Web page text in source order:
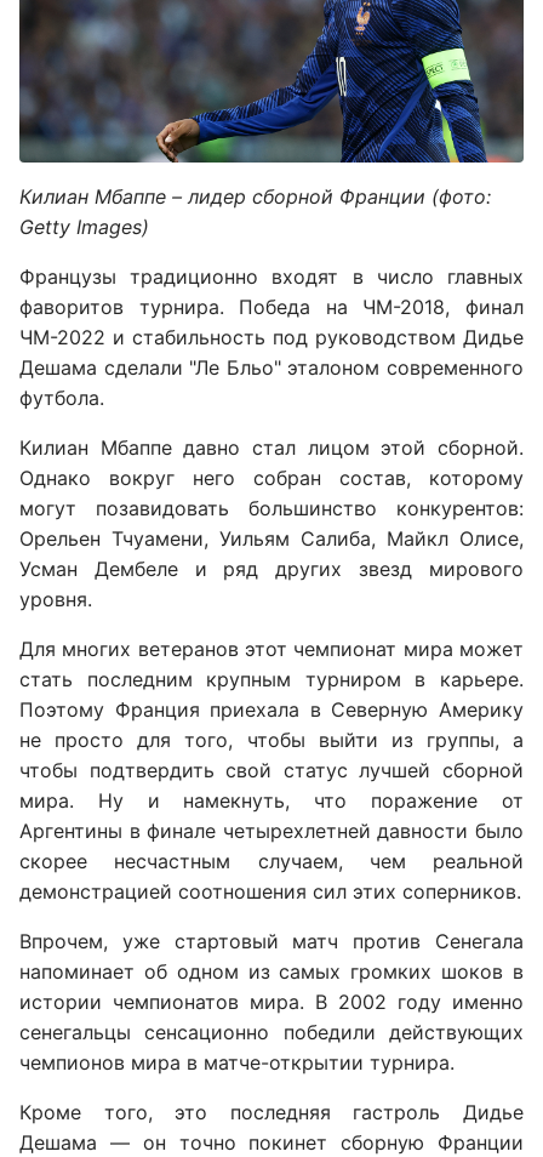
Килиан Мбаппе – лидер сборной Франции (фото:
Getty Images)
Французы традиционно входят в число главных
фаворитов турнира. Победа на ЧМ-2018, финал
ЧМ-2022 и стабильность под руководством Дидье
Дешама сделали "Ле Бльо" эталоном современного
футбола.
Килиан Мбаппе давно стал лицом этой сборной.
Однако вокруг него собран состав, которому
могут позавидовать большинство конкурентов:
Орельен Тчуамени, Уильям Салиба, Майкл Олисе,
Усман Дембеле и ряд других звезд мирового
уровня.
Для многих ветеранов этот чемпионат мира может
стать последним крупным турниром в карьере.
Поэтому Франция приехала в Северную Америку
не просто для того, чтобы выйти из группы, а
чтобы подтвердить свой статус лучшей сборной
мира. Ну и намекнуть, что поражение от
Аргентины в финале четырехлетней давности было
скорее несчастным случаем, чем реальной
демонстрацией соотношения сил этих соперников.
Впрочем, уже стартовый матч против Сенегала
напоминает об одном из самых громких шоков в
истории чемпионатов мира. В 2002 году именно
сенегальцы сенсационно победили действующих
чемпионов мира в матче-открытии турнира.
Кроме того, это последняя гастроль Дидье
Дешама — он точно покинет сборную Франции